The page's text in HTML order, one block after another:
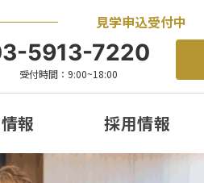
見学申込受付中
5913-7220
受付時間：9:00~18:00
報 採用情報